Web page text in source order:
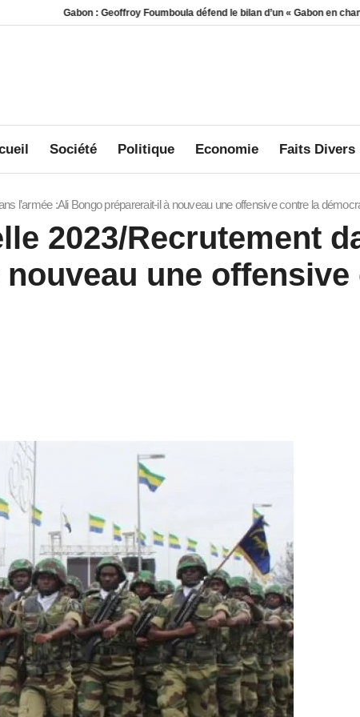
Gabon : Geoffroy Foumboula défend le bilan d’un « Gabon en chantier »
Société Politique Economie Faits Divers
l’armée :Ali Bongo préparerait-il à nouveau une offensive contre la
2023/Recrutement
une